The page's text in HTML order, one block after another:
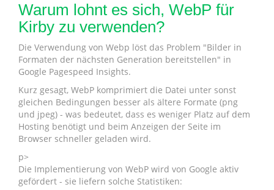
Warum lohnt es sich, WebP für
Kirby zu verwenden?
Die Verwendung von Webp löst das Problem "Bilder in
Formaten der nächsten Generation bereitstellen" in
Google Pagespeed Insights.
Kurz gesagt, WebP komprimiert die Datei unter sonst
gleichen Bedingungen besser als ältere Formate (png
und jpeg) - was bedeutet, dass es weniger Platz auf dem
Hosting benötigt und beim Anzeigen der Seite im
Browser schneller geladen wird.
p>
Die Implementierung von WebP wird von Google aktiv
gefördert - sie liefern solche Statistiken: